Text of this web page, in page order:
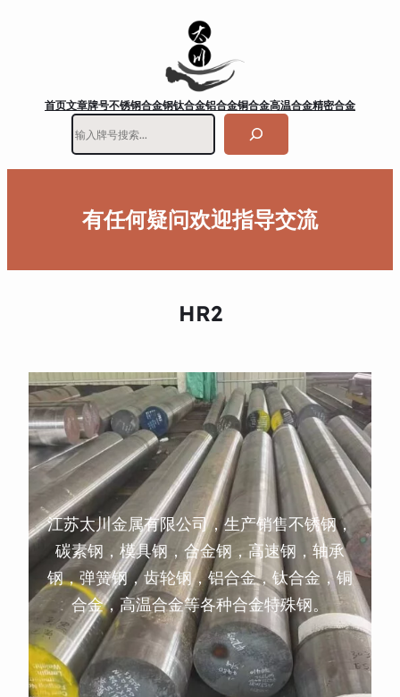
首页文章牌号不锈钢合金钢钛合金铝合金铜合金高温合金精密合金
有任何疑问欢迎指导交流
HR2
江苏太川金属有限公司，生产销售不锈钢，
碳素钢，模具钢，合金钢，高速钢，轴承
钢，弹簧钢，齿轮钢，铝合金，钛合金，铜
合金，高温合金等各种合金特殊钢。